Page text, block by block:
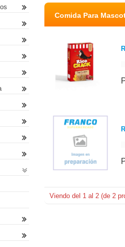
Comida Para
Viendo del 1 al 2 (de 2